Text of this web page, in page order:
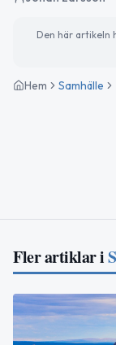
Den här artikeln
Hem Samhälle
Fler artiklar i